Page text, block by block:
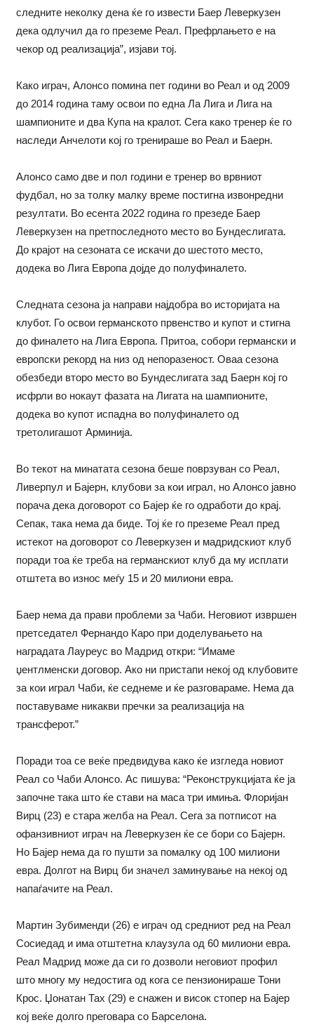
следните неколку дена ќе го извести Баер Леверкузен
дека одлучил да го преземе Реал. Префрлањето е на
чекор од реализација”, изјави тој.
Како играч, Алонсо помина пет години во Реал и од 2009
до 2014 година таму освои по една Ла Лига и Лига на
шампионите и два Купа на кралот. Сега како тренер ќе го
наследи Анчелоти кој го тренираше во Реал и Баерн.
Алонсо само две и пол години е тренер во врвниот
фудбал, но за толку малку време постигна извонредни
резултати. Во есента 2022 година го презеде Баер
Леверкузен на претпоследното место во Бундеслигата.
До крајот на сезоната се искачи до шестото место,
додека во Лига Европа дојде до полуфиналето.
Следната сезона ја направи најдобра во историјата на
клубот. Го освои германското првенство и купот и стигна
до финалето на Лига Европа. Притоа, собори германски и
европски рекорд на низ од непоразеност. Оваа сезона
обезбеди второ место во Бундеслигата зад Баерн кој го
исфрли во нокаут фазата на Лигата на шампионите,
додека во купот испадна во полуфиналето од
третолигашот Арминија.
Во текот на минатата сезона беше поврзуван со Реал,
Ливерпул и Бајерн, клубови за кои играл, но Алонсо јавно
порача дека договорот со Бајер ќе го одработи до крај.
Сепак, така нема да биде. Тој ќе го преземе Реал пред
истекот на договорот со Леверкузен и мадридскиот клуб
поради тоа ќе треба на германскиот клуб да му исплати
отштета во износ меѓу 15 и 20 милиони евра.
Баер нема да прави проблеми за Чаби. Неговиот извршен
претседател Фернандо Каро при доделувањето на
наградата Лауреус во Мадрид откри: “Имаме
џентлменски договор. Ако ни пристапи некој од клубовите
за кои играл Чаби, ќе седнеме и ќе разговараме. Нема да
поставуваме никакви пречки за реализација на
трансферот.”
Поради тоа се веќе предвидува како ќе изгледа новиот
Реал со Чаби Алонсо. Ас пишува: “Реконструкцијата ќе ја
започне така што ќе стави на маса три имиња. Флоријан
Вирц (23) е стара желба на Реал. Сега за потписот на
офанзивниот играч на Леверкузен ќе се бори со Бајерн.
Но Бајер нема да го пушти за помалку од 100 милиони
евра. Долгот на Вирц би значел заминување на некој од
напаѓачите на Реал.
Мартин Зубименди (26) е играч од средниот ред на Реал
Сосиедад и има отштетна клаузула од 60 милиони евра.
Реал Мадрид може да си го дозволи неговиот профил
што многу му недостига од кога се пензионираше Тони
Крос. Џонатан Тах (29) е снажен и висок стопер на Бајер
кој веќе долго преговара со Барселона.